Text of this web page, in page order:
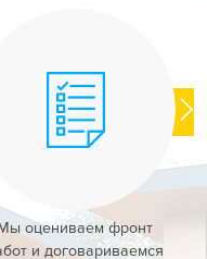
оцениваем фронт
и договариваемся